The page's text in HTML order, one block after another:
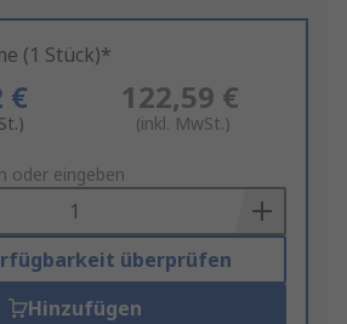
(1 Stück)*
€ 122,59 €
(inkl. MwSt.)
oder eingeben
überprüfen
Hinzufügen